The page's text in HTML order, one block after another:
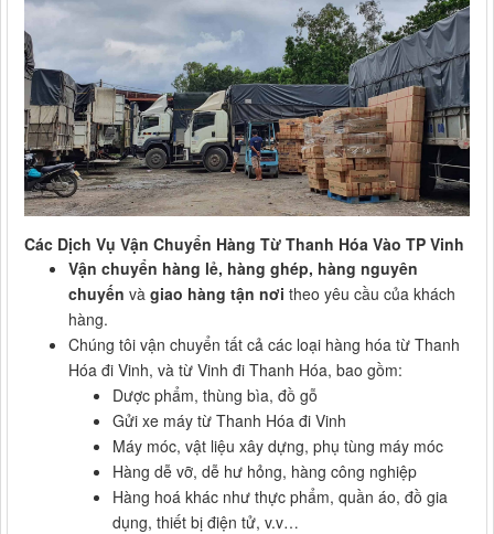
Các Dịch Vụ Vận Chuyển Hàng Từ Thanh Hóa Vào TP Vinh
Vận chuyển hàng lẻ, hàng ghép, hàng nguyên
chuyến và giao hàng tận nơi theo yêu cầu của khách
hàng.
Chúng tôi vận chuyển tất cả các loại hàng hóa từ Thanh
Hóa đi Vinh, và từ Vinh đi Thanh Hóa, bao gồm:
Dược phẩm, thùng bìa, đồ gỗ
Gửi xe máy từ Thanh Hóa đi Vinh
Máy móc, vật liệu xây dựng, phụ tùng máy móc
Hàng dễ vỡ, dễ hư hỏng, hàng công nghiệp
Hàng hoá khác như thực phẩm, quần áo, đồ gia
dụng, thiết bị điện tử, v.v…